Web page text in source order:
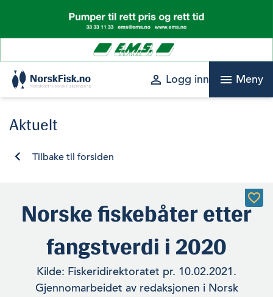
content
perm_identity Logg inn menu Meny
Aktuelt
Tilbake til forsiden
Norske fiskebåter etter
fangstverdi i 2020
Kilde: Fiskeridirektoratet pr. 10.02.2021.
Gjennomarbeidet av redaksjonen i Norsk